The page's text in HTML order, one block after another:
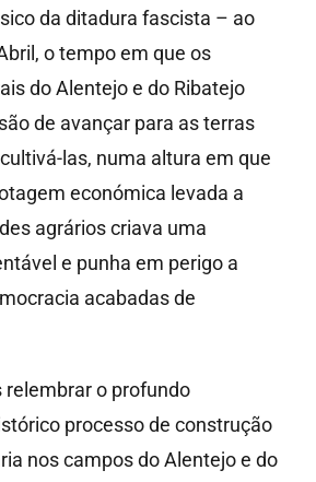
da ditadura fascista – ao
o tempo em que os
do Alentejo e do Ribatejo
de avançar para as terras
las, numa altura em que
económica levada a
agrários criava uma
e punha em perigo a
acabadas de
relembrar o profundo
processo de construção
nos campos do Alentejo e do